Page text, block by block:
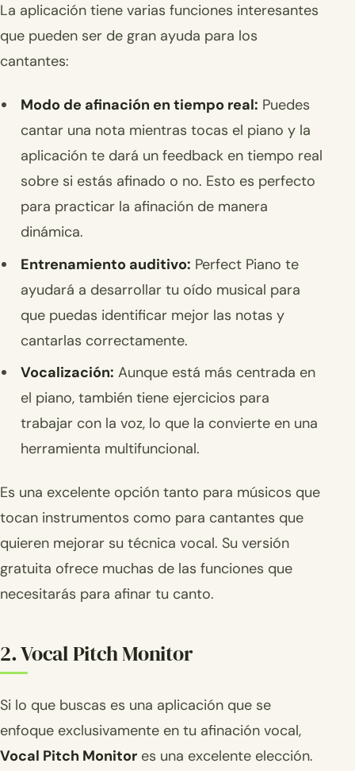
La aplicación tiene varias funciones interesantes
que pueden ser de gran ayuda para los
cantantes:
Modo de afinación en tiempo real: Puedes
cantar una nota mientras tocas el piano y la
aplicación te dará un feedback en tiempo real
sobre si estás afinado o no. Esto es perfecto
para practicar la afinación de manera
dinámica.
Entrenamiento auditivo: Perfect Piano te
ayudará a desarrollar tu oído musical para
que puedas identificar mejor las notas y
cantarlas correctamente.
Vocalización: Aunque está más centrada en
el piano, también tiene ejercicios para
trabajar con la voz, lo que la convierte en una
herramienta multifuncional.
Es una excelente opción tanto para músicos que
tocan instrumentos como para cantantes que
quieren mejorar su técnica vocal. Su versión
gratuita ofrece muchas de las funciones que
necesitarás para afinar tu canto.
2. Vocal Pitch Monitor
Si lo que buscas es una aplicación que se
enfoque exclusivamente en tu afinación vocal,
Vocal Pitch Monitor es una excelente elección.